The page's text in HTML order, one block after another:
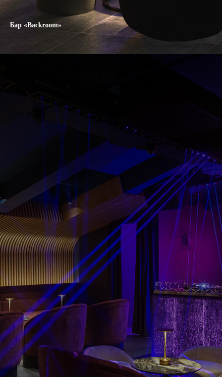
Бар «Backroom»